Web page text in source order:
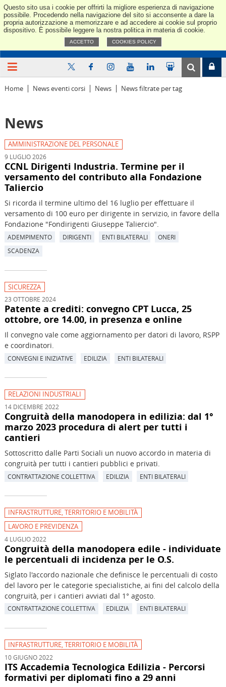
Questo sito usa i cookie per offrirti la migliore esperienza di navigazione
possibile. Procedendo nella navigazione del sito si acconsente a dare la
propria autorizzazione a memorizzare e ad accedere ai cookie sul proprio
dispositivo. È possibile leggere la nostra politica in materia di cookie.
ACCETTO COOKIES POLICY
Home News eventi corsi News News filtrate per tag
News
AMMINISTRAZIONE DEL PERSONALE
9 LUGLIO 2026
CCNL Dirigenti Industria. Termine per il
versamento del contributo alla Fondazione
Taliercio
Si ricorda il termine ultimo del 16 luglio per effettuare il
versamento di 100 euro per dirigente in servizio, in favore della
Fondazione "Fondirigenti Giuseppe Taliercio".
ADEMPIMENTO DIRIGENTI ENTI BILATERALI
ONERI
SCADENZA
SICUREZZA
23 OTTOBRE 2024
Patente a crediti: convegno CPT Lucca, 25
ottobre, ore 14.00, in presenza e online
Il convegno vale come aggiornamento per datori di lavoro, RSPP
e coordinatori.
CONVEGNI E INIZIATIVE EDILIZIA ENTI BILATERALI
RELAZIONI INDUSTRIALI
14 DICEMBRE 2022
Congruità della manodopera in edilizia: dal 1°
marzo 2023 procedura di alert per tutti i
cantieri
Sottoscritto dalle Parti Sociali un nuovo accordo in materia di
congruità per tutti i cantieri pubblici e privati.
CONTRATTAZIONE COLLETTIVA EDILIZIA ENTI BILATERALI
INFRASTRUTTURE, TERRITORIO E MOBILITÀ
LAVORO E PREVIDENZA
4 LUGLIO 2022
Congruità della manodopera edile - individuate
le percentuali di incidenza per le O.S.
Siglato l'accordo nazionale che definisce le percentuali di costo
del lavoro per le categorie specialistiche, ai fini del calcolo della
congruità, per i cantieri avviati dal 1° agosto.
CONTRATTAZIONE COLLETTIVA EDILIZIA ENTI BILATERALI
INFRASTRUTTURE, TERRITORIO E MOBILITÀ
10 GIUGNO 2022
ITS Accademia Tecnologica Edilizia - Percorsi
formativi per diplomati fino a 29 anni